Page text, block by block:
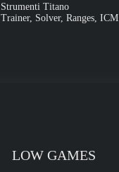
Strumenti Titano
Trainer, Solver, Ranges, ICM
LOW GAMES